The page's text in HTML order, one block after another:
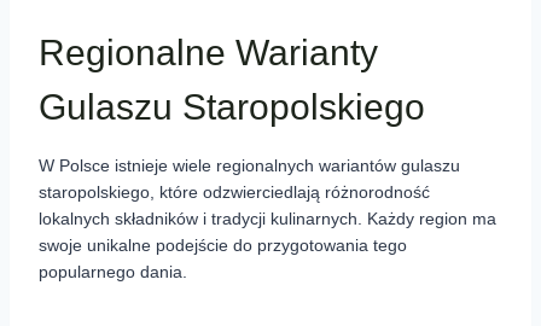
Regionalne Warianty
Gulaszu Staropolskiego
W Polsce istnieje wiele regionalnych wariantów gulaszu
staropolskiego, które odzwierciedlają różnorodność
lokalnych składników i tradycji kulinarnych. Każdy region ma
swoje unikalne podejście do przygotowania tego
popularnego dania.